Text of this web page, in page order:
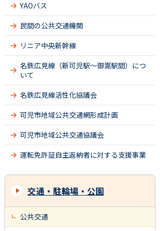
YAOバス
民間の公共交通機関
リニア中央新幹線
名鉄広見線（新可児駅～御嵩駅間）につ
いて
名鉄広見線活性化協議会
可児市地域公共交通網形成計画
可児市地域公共交通協議会
運転免許証自主返納者に対する支援事業
交通・駐輪場・公園
公共交通